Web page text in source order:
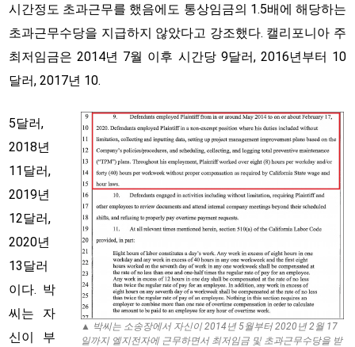
시간정도 초과근무를 했음에도 통상임금의 1.5배에 해당하는
초과근무수당을 지급하지 않았다고 강조했다. 캘리포니아 주
최저임금은 2014년 7월 이후 시간당 9달러, 2016년부터 10
달러, 2017년 10.
▲ 박씨는 소송장에서 자신이 2014년 5월부터 2020년 2월 17
일까지 엘지전자에 근무하면서 최저임금 및 초과근무수당을 받
5달러,
2018년
11달러,
2019년
12달러,
2020년
13달러
이다. 박
씨는 자
신이 부